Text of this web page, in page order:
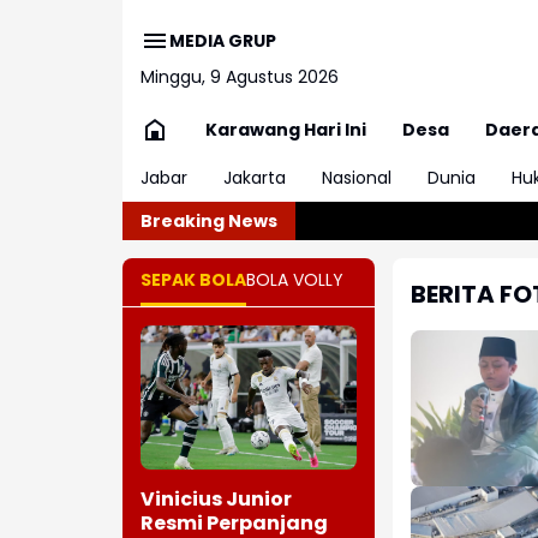
MEDIA GRUP
Minggu, 9 Agustus 2026
Karawang Hari Ini Desa
Jabar
Jakarta Nasional Dunia
Breaking News
SEPAK BOLABOLA VOLLY
Vinicius Junior
Resmi Perpanjang
BERITA